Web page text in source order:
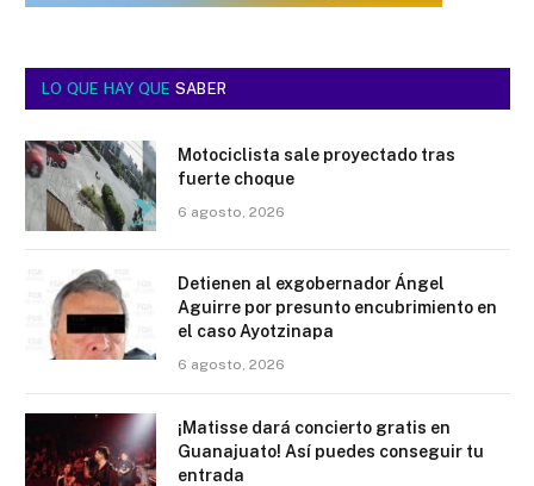
LO QUE HAY QUE SABER
Motociclista sale proyectado tras
fuerte choque
6 agosto, 2026
Detienen al exgobernador Ángel
Aguirre por presunto encubrimiento en
el caso Ayotzinapa
6 agosto, 2026
¡Matisse dará concierto gratis en
Guanajuato! Así puedes conseguir tu
entrada